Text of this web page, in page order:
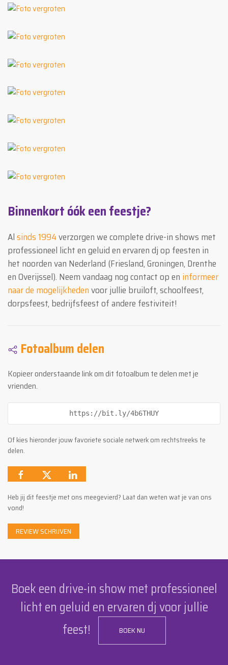
Binnenkort óók een feestje?
Alsinds 1994verzorgen we complete drive-in shows met
professioneel licht en geluid en ervaren dj op feesten in
het noorden van Nederland (Friesland, Groningen, Drenthe
en Overijssel). Neem vandaag nog contact op en informeer
naar de mogelijkhedenvoor jullie bruiloft, schoolfeest,
dorpsfeest, bedrijfsfeest of andere festiviteit!
Fotoalbum delen
Kopieer onderstaande link om dit fotoalbum te delen met je
vrienden.
https://bit.ly/4b6THUY
Of kies hieronder jouw favoriete sociale netwerk om rechtstreeks te
delen.
Heb jij dit feestje met ons meegevierd? Laat dan weten wat je van ons
vond!
REVIEW SCHRIJVEN
Boek een drive-in show met professioneel
licht en geluid en ervaren dj voor jullie
feest!
BOEK NU